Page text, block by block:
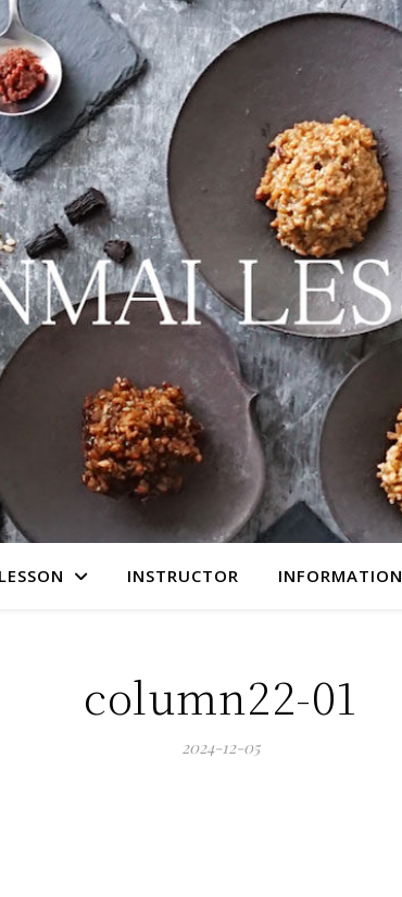
LESSON INSTRUCTOR INFORMATION
column22-01
2024-12-05